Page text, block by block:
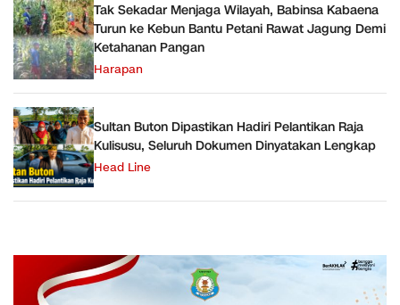
Tak Sekadar Menjaga Wilayah, Babinsa Kabaena
Turun ke Kebun Bantu Petani Rawat Jagung Demi
Ketahanan Pangan
Harapan
Sultan Buton Dipastikan Hadiri Pelantikan Raja
Kulisusu, Seluruh Dokumen Dinyatakan Lengkap
Head Line